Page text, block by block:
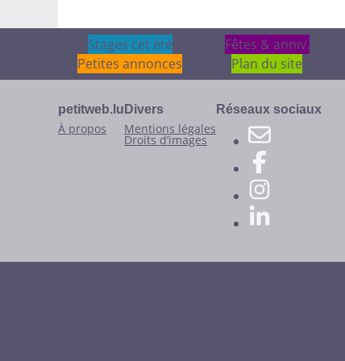
Stages cet été
Stages cet été Fêtes & anniv.
Fêtes & anniv.
Petites annonces
Plan du site
petitweb.lu
À propos
Divers
Mentions légales
Droits d’images
Réseaux sociaux